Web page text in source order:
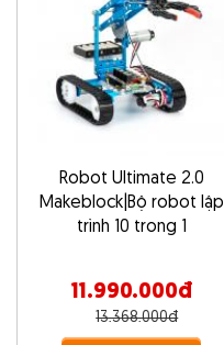
Robot Ultimate 2.0
Makeblock|Bộ robot lập
trình 10 trong 1
11.990.000đ
13.368.000đ